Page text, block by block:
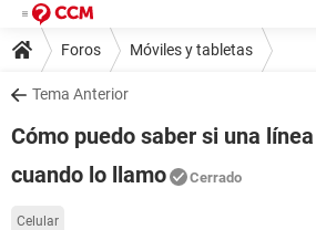
Foros Móviles y tabletas
Tema Anterior
Cómo puedo saber si una
cuando lo llamo
Cerrado
Celular